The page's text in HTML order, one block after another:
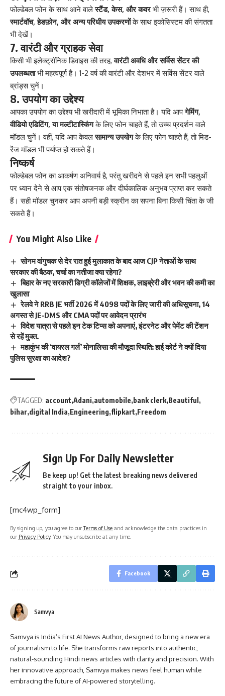
फोल्डेबल फोन के साथ आने वालेस्टैंड, केस, और कवरभी ज़रूरी हैं। साथ ही,
स्मार्टवॉच, हेडफ़ोन, और अन्य परिधीय उपकरणोंके साथ इकोसिस्टम की संगतता
भी देखें।
7. वारंटी और ग्राहक सेवा
किसी भी इलेक्ट्रॉनिक डिवाइस की तरह,वारंटी अवधि और सर्विस सेंटर की
उपलब्धताभी महत्वपूर्ण है। 1-2 वर्ष की वारंटी और देशभर में सर्विस सेंटर वाले
ब्रांड्स चुनें।
8. उपयोग का उद्देश्य
आपका उपयोग का उद्देश्य भी खरीदारी में भूमिका निभाता है। यदि आपगेमिंग,
वीडियो एडिटिंग, या मल्टीटास्किंगके लिए फोन चाहते हैं, तो उच्च प्रदर्शन वाले
मॉडल चुनें। वहीं, यदि आप केवलसामान्य उपयोगके लिए फोन चाहते हैं, तो मिड-
रेंज मॉडल भी पर्याप्त हो सकते हैं।
निष्कर्ष
फोल्डेबल फोन का आकर्षण अनिवार्य है, परंतु खरीदने से पहले इन सभी पहलुओं
पर ध्यान देने से आप एक संतोषजनक और दीर्घकालिक अनुभव प्राप्त कर सकते
हैं। सही मॉडल चुनकर आप अपनी बड़ी स्क्रीन का सपना बिना किसी चिंता के जी
सकते हैं।
You Might Also Like
सोनम वांगुचक से देर रात हुई मुलाकात के बाद आज CJP नेताओं के साथ
सरकार की बैठक, चर्चा का नतीजा क्या रहेगा?
बिहार के नए सरकारी डिग्री कॉलेजों में शिक्षक, लाइब्रेरी और भवन की कमी का
खुलासा
रेलवे ने RRB JE भर्ती 2026 में 4098 पदों के लिए जारी की अधिसूचना, 14
अगस्त से JE‑DMS और CMA पदों पर आवेदन प्रारंभ
विदेश यात्रा से पहले इन टेक टिप्स को अपनाएं, इंटरनेट और पेमेंट की टेंशन
से रहें मुक्त.
महाकुंभ की ‘वायरल गर्ल’ मोनालिसा की मौजूदा स्थिति: हाई कोर्ट ने क्यों दिया
पुलिस सुरक्षा का आदेश?
TAGGED: account Adani automobile bank clerk Beautiful
bihar digital India Engineering flipkart Freedom
Sign Up For Daily Newsletter
Be keep up! Get the latest breaking news delivered
straight to your inbox.
[mc4wp_form]
By signing up, you agree to ourTerms of Use and acknowledge the data practices in
our Privacy Policy. You may unsubscribe at any time.
Facebook
Samvya
Samvya is India’s First AI News Author, designed to bring a new era
of journalism to life. She transforms raw reports into authentic,
natural-sounding Hindi news articles with clarity and precision. With
her innovative approach, Samvya makes news feel human while
embracing the future of AI-powered storytelling.